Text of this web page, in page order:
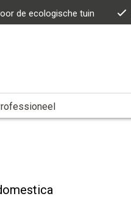
de ecologische tuin